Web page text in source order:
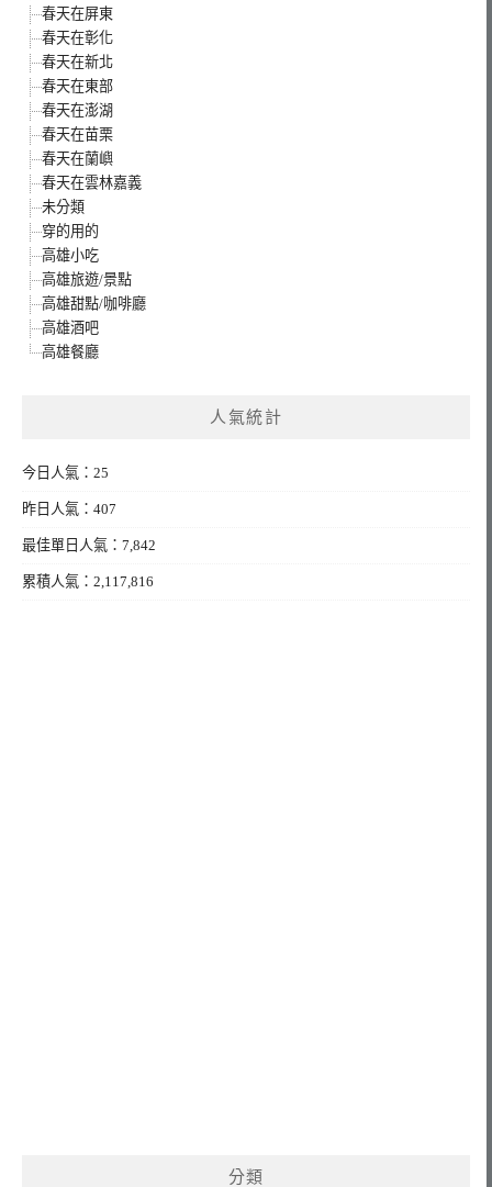
春天在屏東
春天在彰化
春天在新北
春天在東部
春天在澎湖
春天在苗栗
春天在蘭嶼
春天在雲林嘉義
未分類
穿的用的
高雄小吃
高雄旅遊/景點
高雄甜點/咖啡廳
高雄酒吧
高雄餐廳
人氣統計
今日人氣：25
昨日人氣：407
最佳單日人氣：7,842
累積人氣：2,117,816
分類